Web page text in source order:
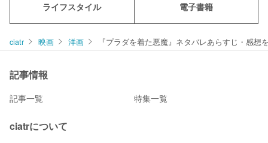
ライフスタイル 電子書籍
ciatr 映画 洋画 『プラダを着た悪魔』ネタバレあらすじ・感
記事情報
記事一覧 特集一覧
ciatrについて